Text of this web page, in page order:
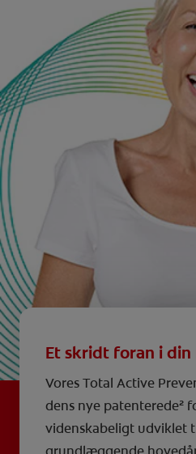
Et skridt foran i
Vores Total Active
dens nye patenterede²
videnskabeligt udviklet